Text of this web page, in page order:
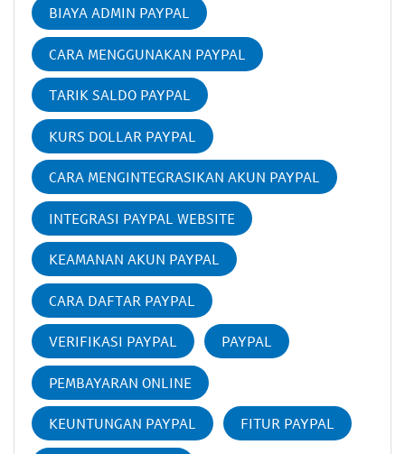
BIAYA ADMIN PAYPAL
CARA MENGGUNAKAN PAYPAL
TARIK SALDO PAYPAL
KURS DOLLAR PAYPAL
CARA MENGINTEGRASIKAN AKUN PAYPAL
INTEGRASI PAYPAL WEBSITE
KEAMANAN AKUN PAYPAL
CARA DAFTAR PAYPAL
VERIFIKASI PAYPAL PAYPAL
PEMBAYARAN ONLINE
KEUNTUNGAN PAYPAL FITUR PAYPAL